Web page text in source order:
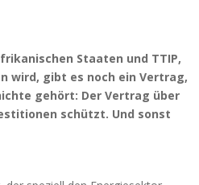
Staaten und TTIP,
wird, gibt es noch ein Vertrag,
gehört: Der Vertrag über
schützt. Und sonst